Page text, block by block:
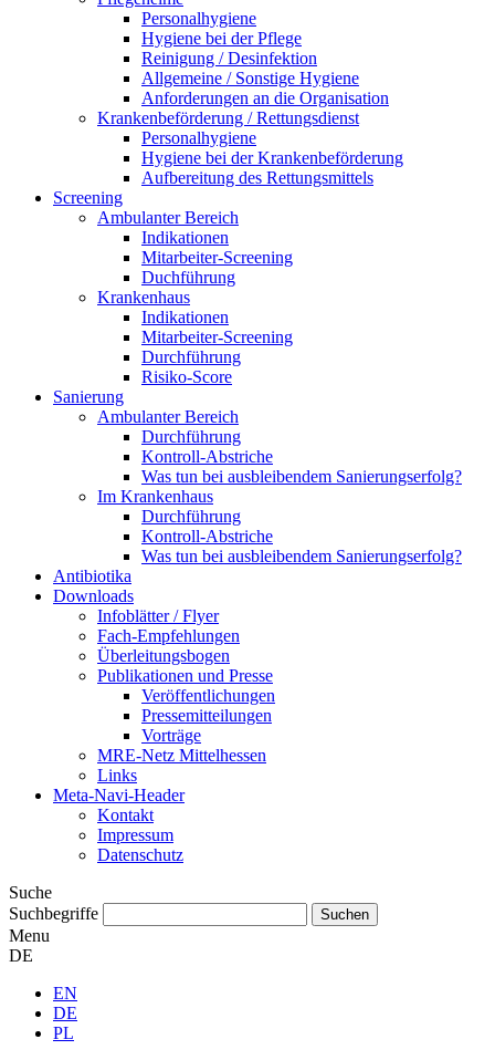
Personalhygiene
Hygiene bei der Pflege
Reinigung / Desinfektion
Allgemeine / Sonstige Hygiene
Anforderungen an die Organisation
Krankenbeförderung / Rettungsdienst
Personalhygiene
Hygiene bei der Krankenbeförderung
Aufbereitung des Rettungsmittels
Screening
Ambulanter Bereich
Indikationen
Mitarbeiter-Screening
Duchführung
Krankenhaus
Indikationen
Mitarbeiter-Screening
Durchführung
Risiko-Score
Sanierung
Ambulanter Bereich
Durchführung
Kontroll-Abstriche
Was tun bei ausbleibendem Sanierungserfolg?
Im Krankenhaus
Durchführung
Kontroll-Abstriche
Was tun bei ausbleibendem Sanierungserfolg?
Antibiotika
Downloads
Infoblätter / Flyer
Fach-Empfehlungen
Überleitungsbogen
Publikationen und Presse
Veröffentlichungen
Pressemitteilungen
Vorträge
MRE-Netz Mittelhessen
Links
Meta-Navi-Header
Kontakt
Impressum
Datenschutz
Suche
Suchbegriffe
Menu
DE
EN
DE
PL